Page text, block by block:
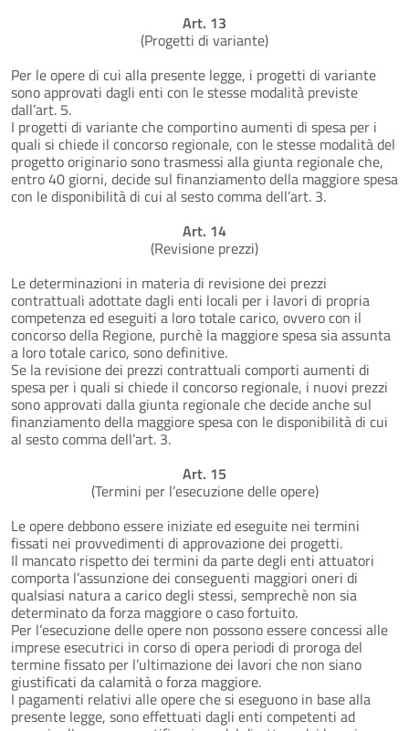
Art. 13
(Progetti di variante)
Per le opere di cui alla presente legge, i progetti di variante
sono approvati dagli enti con le stesse modalità previste
dall’art. 5.
I progetti di variante che comportino aumenti di spesa per i
quali si chiede il concorso regionale, con le stesse modalità del
progetto originario sono trasmessi alla giunta regionale che,
entro 40 giorni, decide sul finanziamento della maggiore spesa
con le disponibilità di cui al sesto comma dell’art. 3.
Art. 14
(Revisione prezzi)
Le determinazioni in materia di revisione dei prezzi
contrattuali adottate dagli enti locali per i lavori di propria
competenza ed eseguiti a loro totale carico, ovvero con il
concorso della Regione, purchè la maggiore spesa sia assunta
a loro totale carico, sono definitive.
Se la revisione dei prezzi contrattuali comporti aumenti di
spesa per i quali si chiede il concorso regionale, i nuovi prezzi
sono approvati dalla giunta regionale che decide anche sul
finanziamento della maggiore spesa con le disponibilità di cui
al sesto comma dell’art. 3.
Art. 15
(Termini per l’esecuzione delle opere)
Le opere debbono essere iniziate ed eseguite nei termini
fissati nei provvedimenti di approvazione dei progetti.
Il mancato rispetto dei termini da parte degli enti attuatori
comporta l’assunzione dei conseguenti maggiori oneri di
qualsiasi natura a carico degli stessi, semprechè non sia
determinato da forza maggiore o caso fortuito.
Per l’esecuzione delle opere non possono essere concessi alle
imprese esecutrici in corso di opera periodi di proroga del
termine fissato per l’ultimazione dei lavori che non siano
giustificati da calamità o forza maggiore.
I pagamenti relativi alle opere che si eseguono in base alla
presente legge, sono effettuati dagli enti competenti ad